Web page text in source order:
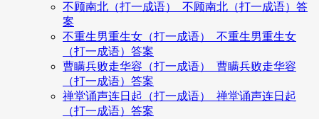
不顾南北（打一成语）_不顾南北（打一成语）答
案
不重生男重生女（打一成语）_不重生男重生女
（打一成语）答案
曹瞒兵败走华容（打一成语）_曹瞒兵败走华容
（打一成语）答案
禅堂诵声连日起（打一成语）_禅堂诵声连日起
（打一成语）答案